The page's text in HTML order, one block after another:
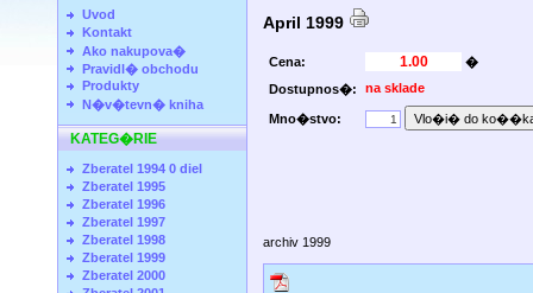
Uvod
Kontakt
Ako nakupova�
Pravidl� obchodu
Produkty
N�v�tevn� kniha
KATEG�RIE
Zberatel 1994 0 diel
Zberatel 1995
Zberatel 1996
Zberatel 1997
Zberatel 1998
Zberatel 1999
Zberatel 2000
April 1999
Cena:
�
Dostupnos�:
na sklade
Mno�stvo:
archiv 1999